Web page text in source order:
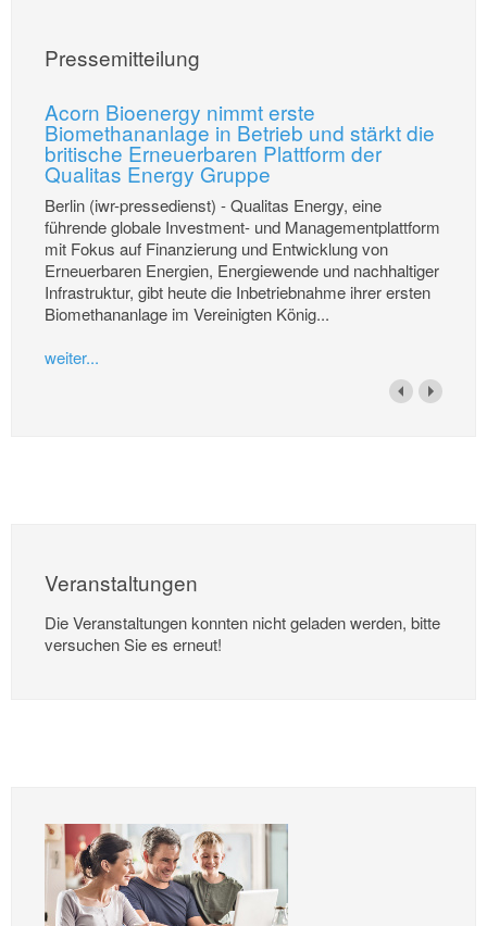
Pressemitteilung
Acorn Bioenergy nimmt erste
Biomethananlage in Betrieb und stärkt die
britische Erneuerbaren Plattform der
Qualitas Energy Gruppe
Berlin (iwr-pressedienst) - Qualitas Energy, eine
führende globale Investment- und Managementplattform
mit Fokus auf Finanzierung und Entwicklung von
Erneuerbaren Energien, Energiewende und nachhaltiger
Infrastruktur, gibt heute die Inbetriebnahme ihrer ersten
Biomethananlage im Vereinigten König...
weiter...
Veranstaltungen
Die Veranstaltungen konnten nicht geladen werden, bitte
versuchen Sie es erneut!